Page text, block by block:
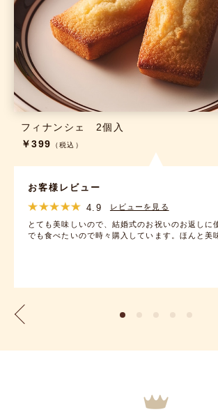
フィナンシェ 2個入
￥399
（税込）
お客様レビュー
4.9
レビューを見る
とても美味しいので、結婚式のお祝いのお返しに
でも食べたいので時々購入しています。ほんと美